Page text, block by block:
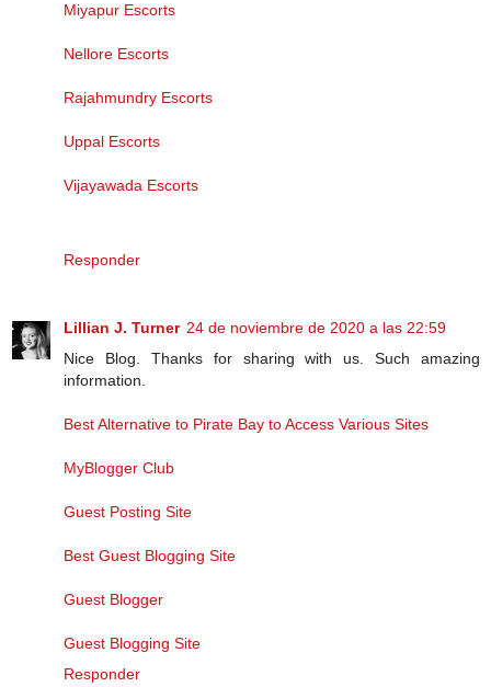
Miyapur Escorts
Nellore Escorts
Rajahmundry Escorts
Uppal Escorts
Vijayawada Escorts
Responder
Lillian J. Turner 24 de noviembre de 2020 a las 22:59
Nice Blog. Thanks for sharing with us. Such amazing
information.
Best Alternative to Pirate Bay to Access Various Sites
MyBlogger Club
Guest Posting Site
Best Guest Blogging Site
Guest Blogger
Guest Blogging Site
Responder